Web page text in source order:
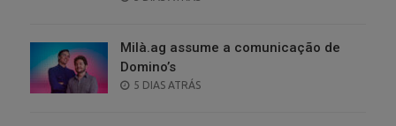
Milà.ag assume a comunicação de
Domino’s
POSTED
5 DIAS ATRÁS